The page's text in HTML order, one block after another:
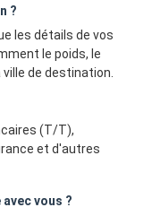
?
les détails de vos
le poids, le
de destination.
(T/T),
et d'autres
vous ?